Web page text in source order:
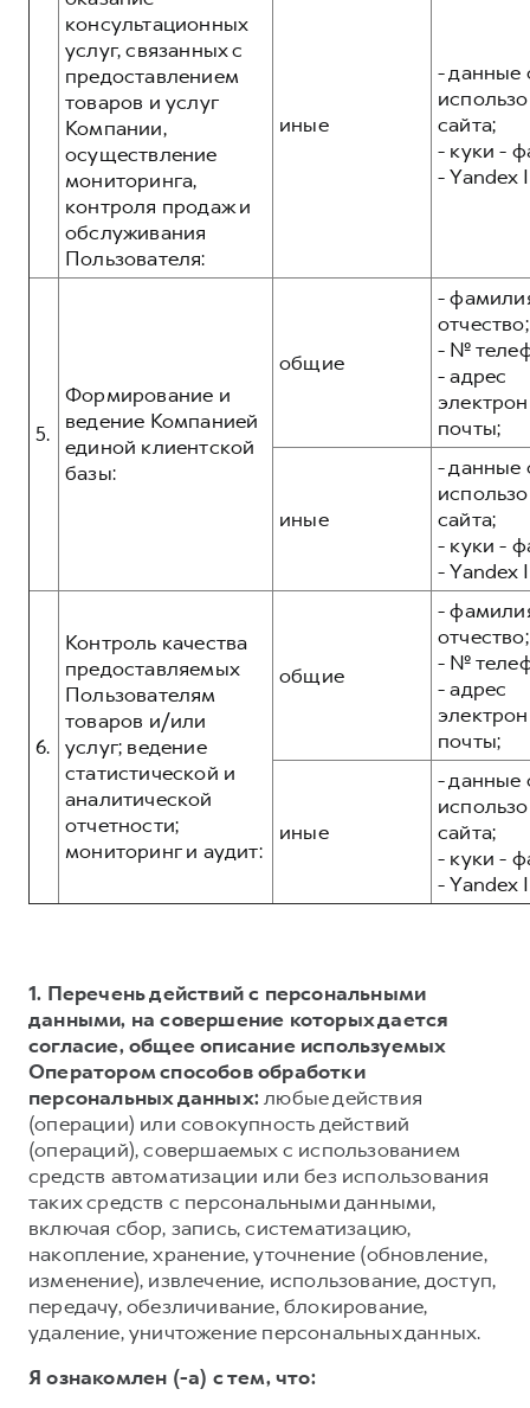
консультационных
услуг, связанных с
предоставлением
товаров и услуг
Компании,
осуществление
мониторинга,
контроля продаж и
обслуживания
Пользователя:
иные
- данные
сайта;
- куки -
- Yandex
5.
Формирование и
ведение Компанией
единой клиентской
базы:
общие
-
отчество;
- №
- адрес
почты;
иные
- данные
сайта;
- куки -
- Yandex
6.
Контроль качества
предоставляемых
Пользователям
товаров и/или
услуг; ведение
статистической и
аналитической
отчетности;
мониторинг и аудит:
общие
-
отчество;
- №
- адрес
почты;
иные
- данные
сайта;
- куки -
- Yandex
1. Перечень действий с персональными
данными, на совершение которых дается
согласие, общее описание используемых
Оператором способов обработки
персональных данных:любые действия
(операции) или совокупность действий
(операций), совершаемых с использованием
средств автоматизации или без использования
таких средств с персональными данными,
включая сбор, запись, систематизацию,
накопление, хранение, уточнение (обновление,
изменение), извлечение, использование, доступ,
передачу, обезличивание, блокирование,
удаление, уничтожение персональных данных.
Я ознакомлен (-а) с тем, что: